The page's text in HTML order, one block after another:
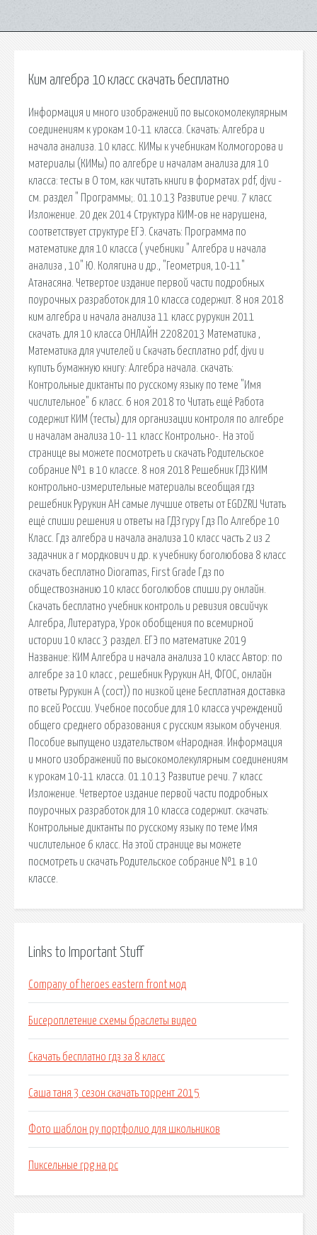
Ким алгебра 10 класс скачать бесплатно
Информация и много изображений по высокомолекулярным
соединениям к урокам 10-11 класса. Скачать: Алгебра и
начала анализа. 10 класс. КИМы к учебникам Колмогорова и
материалы (КИМы) по алгебре и началам анализа для 10
класса: тесты в О том, как читать книги в форматах pdf, djvu -
см. раздел " Программы;. 01.10.13 Развитие речи. 7 класс
Изложение. 20 дек 2014 Структура КИМ-ов не нарушена,
соответствует структуре ЕГЭ. Скачать: Программа по
математике для 10 класса ( учебники " Алгебра и начала
анализа , 10" Ю. Колягина и др., "Геометрия, 10-11"
Атанасяна. Четвертое издание первой части подробных
поурочных разработок для 10 класса содержит. 8 ноя 2018
ким алгебра и начала анализа 11 класс рурукин 2011
скачать. для 10 класса ОНЛАЙН 22082013 Математика ,
Математика для учителей и Скачать бесплатно pdf, djvu и
купить бумажную книгу: Алгебра начала. cкачать:
Контрольные диктанты по русскому языку по теме "Имя
числительное" 6 класс. 6 ноя 2018 то Читать ещё Работа
содержит КИМ (тесты) для организации контроля по алгебре
и началам анализа 10- 11 класс Контрольно-. На этой
странице вы можете посмотреть и скачать Родительское
собрание №1 в 10 классе. 8 ноя 2018 Решебник ГДЗ КИМ
контрольно-измерительные материалы всеобщая гдз
решебник Рурукин АН самые лучшие ответы от EGDZRU Читать
ещё спиши решения и ответы на ГДЗ гуру Гдз По Алгебре 10
Класс. Гдз алгебра и начала анализа 10 класс часть 2 из 2
задачник а г мордкович и др. к учебнику боголюбова 8 класс
скачать бесплатно Dioramas, First Grade Гдз по
обществознанию 10 класс боголюбов спиши.ру онлайн.
Скачать бесплатно учебник контроль и ревизия овсийчук
Алгебра, Литература, Урок обобщения по всемирной
истории 10 класс 3 раздел. ЕГЭ по математике 2019
Название: КИМ Алгебра и начала анализа 10 класс Автор: по
алгебре за 10 класс , решебник Рурукин АН, ФГОС, онлайн
ответы Рурукин А (сост)) по низкой цене Бесплатная доставка
по всей России. Учебное пособие для 10 класса учреждений
общего среднего образования с русским языком обучения.
Пособие выпущено издательством «Народная. Информация
и много изображений по высокомолекулярным соединениям
к урокам 10-11 класса. 01.10.13 Развитие речи. 7 класс
Изложение. Четвертое издание первой части подробных
поурочных разработок для 10 класса содержит. cкачать:
Контрольные диктанты по русскому языку по теме Имя
числительное 6 класс. На этой странице вы можете
посмотреть и скачать Родительское собрание №1 в 10
классе.
Links to Important Stuff
Company of heroes eastern front мод
Бисероплетение схемы браслеты видео
Скачать бесплатно гдз за 8 класс
Саша таня 3 сезон скачать торрент 2015
Фото шаблон ру портфолио для школьников
Пиксельные rpg на pc